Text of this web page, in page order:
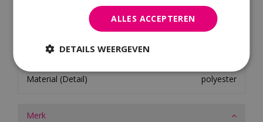
8717591778288
Aerocover
Material
Material (Detail)
polyester
Merk
ALLES ACCEPTEREN
DETAILS WEERGEVEN